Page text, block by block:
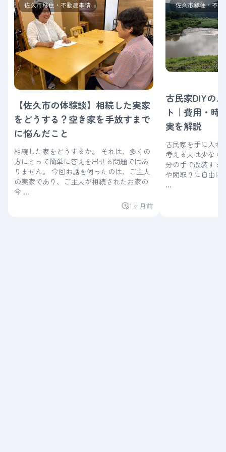
佐久市移住・不動産事情
【佐久市の体験談】相続した実家
をどうする？空き家を手放すまで
に悩んだこと
相続した家をどうするか。 それは、多くの
方にとって簡単に答えを出せる問題ではあ
りません。 今回お話を伺ったのは、ご主人
の実家であり、ご主人が相続されたお家の
今 ...
1ヶ月前
佐久市移住・不動
古民家DIYの
ト｜費用・時
実を解説
古民家を手に入れ
考える人は少なくありま
分の手で改装する
や間取りに自由に
...